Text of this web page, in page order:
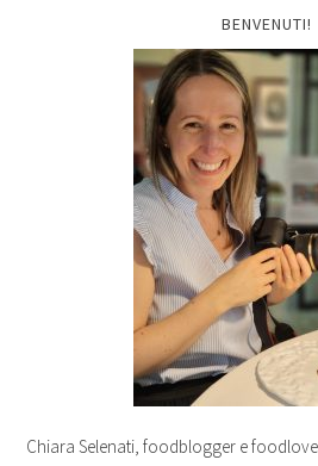
BENVENUTI!
Chiara Selenati, foodblogger e